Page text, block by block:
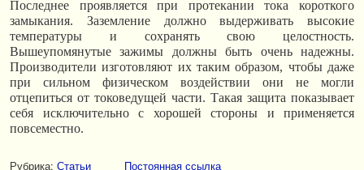
Последнее проявляется при протекании тока короткого
замыкания. Заземление должно выдерживать высокие
температуры и сохранять свою целостность.
Вышеупомянутые зажимы должны быть очень надежны.
Производители изготовляют их таким образом, чтобы даже
при сильном физическом воздействии они не могли
отцепиться от токоведущей части. Такая защита показывает
себя исключительно с хорошей стороны и применяется
повсеместно.
Рубрика: Статьи Постоянная ссылка